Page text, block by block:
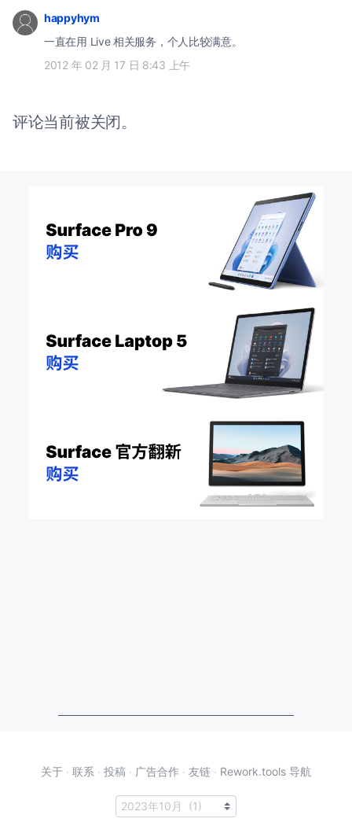
happyhym
一直在用 Live 相关服务，个人比较满意。
2012 年 02 月 17 日 8:43 上午
评论当前被关闭。
关于 · 联系 · 投稿 · 广告合作 · 友链 · Rework.tools 导航